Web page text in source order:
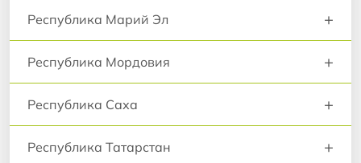
Республика Марий Эл +
Республика Мордовия +
Республика Саха +
Республика Татарстан +